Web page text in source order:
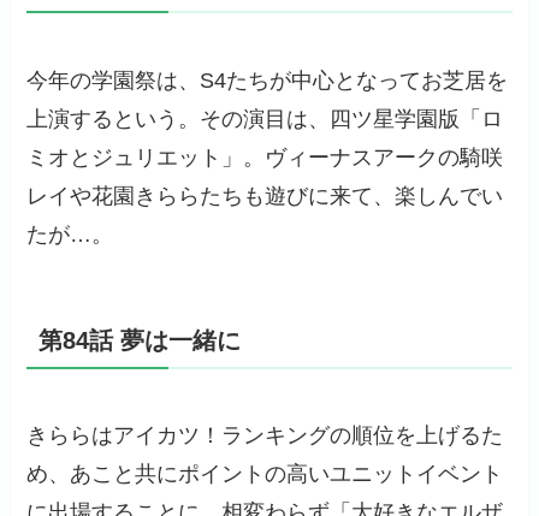
今年の学園祭は、S4たちが中心となってお芝居を
上演するという。その演目は、四ツ星学園版「ロ
ミオとジュリエット」。ヴィーナスアークの騎咲
レイや花園きららたちも遊びに来て、楽しんでい
たが…。
第84話 夢は一緒に
きららはアイカツ！ランキングの順位を上げるた
め、あこと共にポイントの高いユニットイベント